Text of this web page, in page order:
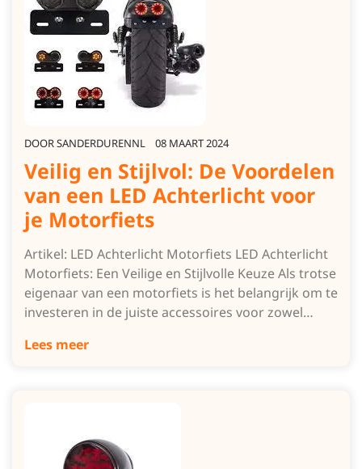
DOORSANDERDURENNL 08 MAART 2024
Veilig en Stijlvol: De Voordelen
van een LED Achterlicht voor
je Motorfiets
Artikel: LED Achterlicht Motorfiets LED Achterlicht
Motorfiets: Een Veilige en Stijlvolle Keuze Als trotse
eigenaar van een motorfiets is het belangrijk om te
investeren in de juiste accessoires voor zowel…
Lees meer